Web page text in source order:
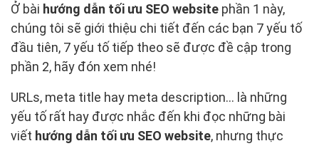
Ở bài hướng dẫn tối ưu SEO website phần 1 này,
chúng tôi sẽ giới thiệu chi tiết đến các bạn 7 yếu tố
đầu tiên, 7 yếu tố tiếp theo sẽ được đề cập trong
phần 2, hãy đón xem nhé!
URLs, meta title hay meta description… là những
yếu tố rất hay được nhắc đến khi đọc những bài
viết hướng dẫn tối ưu SEO website, nhưng thực